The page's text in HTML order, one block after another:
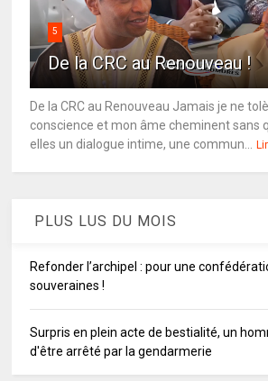
5
De la CRC au Renouveau !
De la CRC au Renouveau Jamais je ne
conscience et mon âme cheminent sans
elles un dialogue intime, une commun...
PLUS LUS DU MOIS
Refonder l’archipel : pour une
souveraines !
Surpris en plein acte de bestialité, un
d'être arrêté par la gendarmerie